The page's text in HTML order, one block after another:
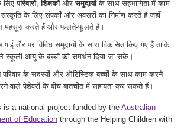
लिएपरिवारों,शिक्षकोंऔरसमुदायोंके साथ सहभागिता में काम
के लिए संपर्कों और अवसरों का निर्माण करते हैं जहाँ
महसूस करते हैं और फलते-फूलते हैं।
तौर पर विविध समुदायों के साथ विकसित किए गए हैं ताकि
स्कूली-आयु के बच्चों को समर्थन दिया जा सके।
के सदस्यों और ऑटिस्टिक बच्चों के साथ काम करने
वाले पेशेवरों के बीच बातचीत में सहायता कर सकते हैं।
is a national project funded by the Australian
of Education through the Helping Children with